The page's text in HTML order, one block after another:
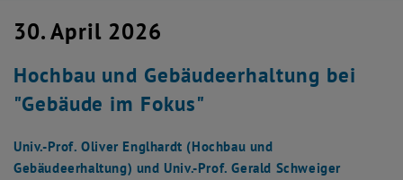
Zurück: Subseiten von TU Wien Startseite auflisten
Zurück zur letzten Ebene:
TU Wien Startseite
Übersicht
30. April 2026
Hochbau und Gebäudeerhaltung bei
"Gebäude im Fokus"
Univ.-Prof. Oliver Englhardt (Hochbau und
Gebäudeerhaltung) und Univ.-Prof. Gerald Schweiger